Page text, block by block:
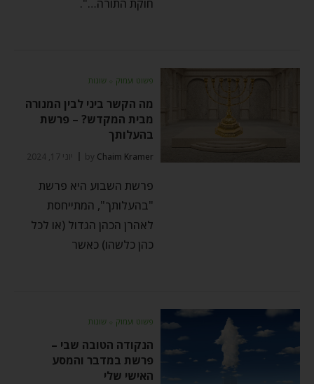
חוקת התורה…".
פשוט ועמוק ⬦ שונות
מה הקשר ביני לבין המנורה
מבית המקדש? – פרשת
בהעלותך
by Chaim Kramer יוני 17, 2024
פרשת השבוע היא פרשת
"בהעלותך", המתייחסת
לאהרן הכהן הגדול (או לכל
כהן כלשהו) כאשר
פשוט ועמוק ⬦ שונות
הנקודה הטובה שבי –
פרשת במדבר והמסע
האישי שלי